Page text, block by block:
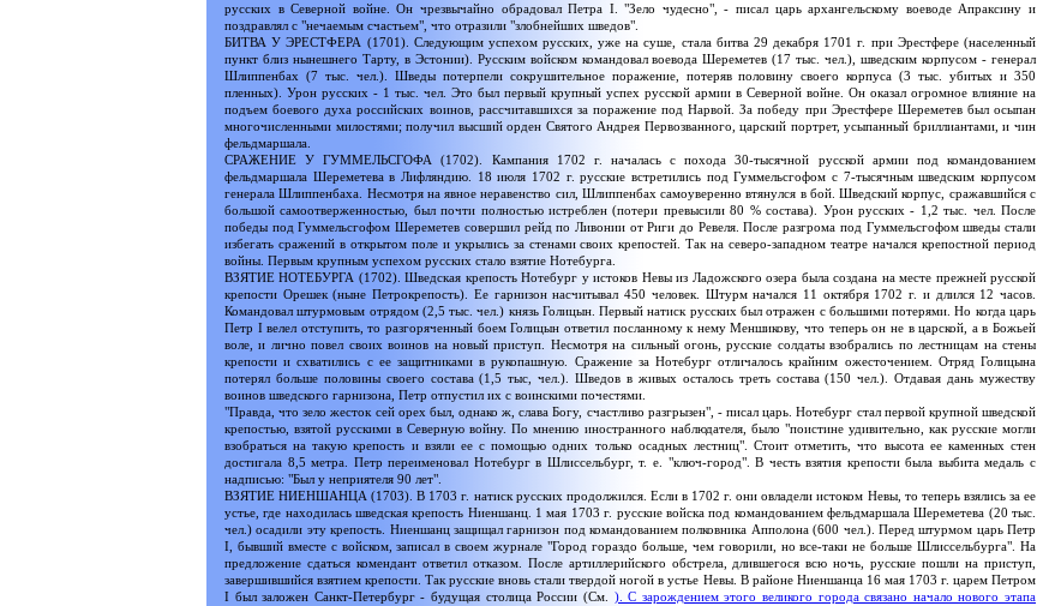
русских в Северной войне. Он чрезвычайно обрадовал Петра I. "Зело чудесно", - писал царь архангельскому воеводе Апраксину и
поздравлял с "нечаемым счастьем", что отразили "злобнейших шведов".
БИТВА У ЭРЕСТФЕРА (1701). Следующим успехом русских, уже на суше, стала битва 29 декабря 1701 г. при Эрестфере (населенный
пункт близ нынешнего Тарту, в Эстонии). Русским войском командовал воевода Шереметев (17 тыс. чел.), шведским корпусом - генерал
Шлиппенбах (7 тыс. чел.). Шведы потерпели сокрушительное поражение, потеряв половину своего корпуса (3 тыс. убитых и 350
пленных). Урон русских - 1 тыс. чел. Это был первый крупный успех русской армии в Северной войне. Он оказал огромное влияние на
подъем боевого духа российских воинов, рассчитавшихся за поражение под Нарвой. За победу при Эрестфере Шереметев был осыпан
многочисленными милостями; получил высший орден Святого Андрея Первозванного, царский портрет, усыпанный бриллиантами, и чин
фельдмаршала.
СРАЖЕНИЕ У ГУММЕЛЬСГОФА (1702). Кампания 1702 г. началась с похода 30-тысячной русской армии под командованием
фельдмаршала Шереметева в Лифляндию. 18 июля 1702 г. русские встретились под Гуммельсгофом с 7-тысячным шведским корпусом
генерала Шлиппенбаха. Несмотря на явное неравенство сил, Шлиппенбах самоуверенно втянулся в бой. Шведский корпус, сражавшийся с
большой самоотверженностью, был почти полностью истреблен (потери превысили 80 % состава). Урон русских - 1,2 тыс. чел. После
победы под Гуммельсгофом Шереметев совершил рейд по Ливонии от Риги до Ревеля. После разгрома под Гуммельсгофом шведы стали
избегать сражений в открытом поле и укрылись за стенами своих крепостей. Так на северо-западном театре начался крепостной период
войны. Первым крупным успехом русских стало взятие Нотебурга.
ВЗЯТИЕ НОТЕБУРГА (1702). Шведская крепость Нотебург у истоков Невы из Ладожского озера была создана на месте прежней русской
крепости Орешек (ныне Петрокрепость). Ее гарнизон насчитывал 450 человек. Штурм начался 11 октября 1702 г. и длился 12 часов.
Командовал штурмовым отрядом (2,5 тыс. чел.) князь Голицын. Первый натиск русских был отражен с большими потерями. Но когда царь
Петр I велел отступить, то разгоряченный боем Голицын ответил посланному к нему Меншикову, что теперь он не в царской, а в Божьей
воле, и лично повел своих воинов на новый приступ. Несмотря на сильный огонь, русские солдаты взобрались по лестницам на стены
крепости и схватились с ее защитниками в рукопашную. Сражение за Нотебург отличалось крайним ожесточением. Отряд Голицына
потерял больше половины своего состава (1,5 тыс, чел.). Шведов в живых осталось треть состава (150 чел.). Отдавая дань мужеству
воинов шведского гарнизона, Петр отпустил их с воинскими почестями.
"Правда, что зело жесток сей орех был, однако ж, слава Богу, счастливо разгрызен", - писал царь. Нотебург стал первой крупной шведской
крепостью, взятой русскими в Северную войну. По мнению иностранного наблюдателя, было "поистине удивительно, как русские могли
взобраться на такую крепость и взяли ее с помощью одних только осадных лестниц". Стоит отметить, что высота ее каменных стен
достигала 8,5 метра. Петр переименовал Нотебург в Шлиссельбург, т. е. "ключ-город". В честь взятия крепости была выбита медаль с
надписью: "Был у неприятеля 90 лет".
ВЗЯТИЕ НИЕНШАНЦА (1703). В 1703 г. натиск русских продолжился. Если в 1702 г. они овладели истоком Невы, то теперь взялись за ее
устье, где находилась шведская крепость Ниеншанц. 1 мая 1703 г. русские войска под командованием фельдмаршала Шереметева (20 тыс.
чел.) осадили эту крепость. Ниеншанц защищал гарнизон под командованием полковника Апполона (600 чел.). Перед штурмом царь Петр
I, бывший вместе с войском, записал в своем журнале "Город гораздо больше, чем говорили, но все-таки не больше Шлиссельбурга". На
предложение сдаться комендант ответил отказом. После артиллерийского обстрела, длившегося всю ночь, русские пошли на приступ,
завершившийся взятием крепости. Так русские вновь стали твердой ногой в устье Невы. В районе Ниеншанца 16 мая 1703 г. царем Петром
I был заложен Санкт-Петербург - будущая столица России (См. ). С зарождением этого великого города связано начало нового этапа